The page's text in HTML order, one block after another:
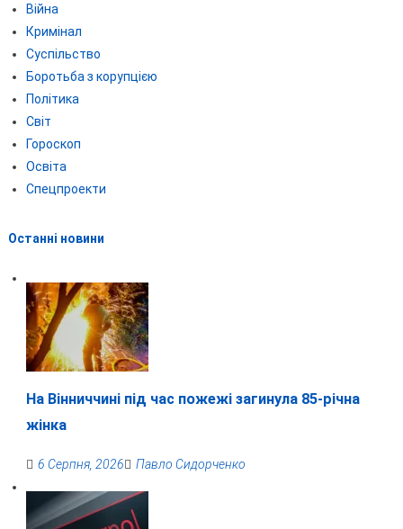
Війна
Кримінал
Суспільство
Боротьба з корупцією
Політика
Світ
Гороскоп
Освіта
Спецпроекти
Останні новини
На Вінниччині під час пожежі загинула 85-річна
жінка
6 Серпня, 2026 Павло Сидорченко